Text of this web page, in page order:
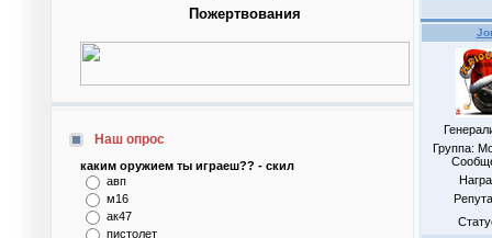
Пожертвования
Наш опрос
каким оружием ты играеш?? - скил
авп
м16
ак47
пистолет
Группа: